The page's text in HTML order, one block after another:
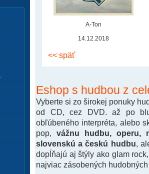
A-Ton
14.12.2018
<< späť
Eshop s hudbou z
Vyberte si zo širokej ponuky
od CD, cez DVD. až po
obľúbeného interpréta, alebo
pop, vážnu hudbu, operu,
slovenskú a českú hudbu ,
dopĺňajú aj štýly ako glam
najviac zásobených